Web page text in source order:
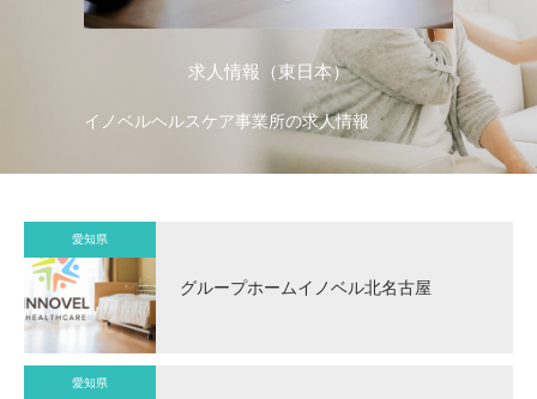
求人情報（東日本）
イノベルヘルスケア事業所の求人情報
愛知県
グループホームイノベル北名古屋
愛知県